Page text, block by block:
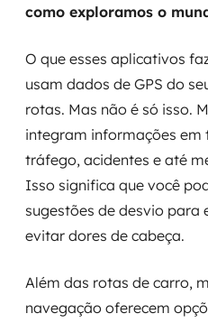
como exploramos o
O que esses aplicativos
usam dados de GPS do
rotas. Mas não é só isso.
integram informações em
tráfego, acidentes e até
Isso significa que você
sugestões de desvio para
evitar dores de cabeça.
Além das rotas de carro,
navegação oferecem